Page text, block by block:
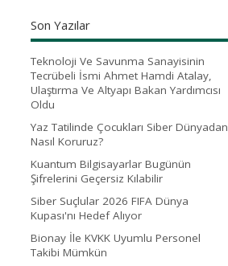
Son Yazılar
Teknoloji Ve Savunma Sanayisinin
Tecrübeli İsmi Ahmet Hamdi Atalay,
Ulaştırma Ve Altyapı Bakan Yardımcısı
Oldu
Yaz Tatilinde Çocukları Siber Dünyadan
Nasıl Koruruz?
Kuantum Bilgisayarlar Bugünün
Şifrelerini Geçersiz Kılabilir
Siber Suçlular 2026 FIFA Dünya
Kupası'nı Hedef Alıyor
Bionay İle KVKK Uyumlu Personel
Takibi Mümkün